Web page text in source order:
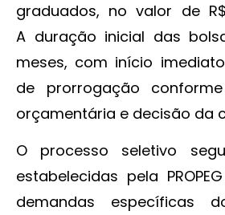
graduados, no valor de
A duração inicial das
meses, com início
de prorrogação
orçamentária e decisão da
O processo seletivo
estabelecidas pela
demandas específicas